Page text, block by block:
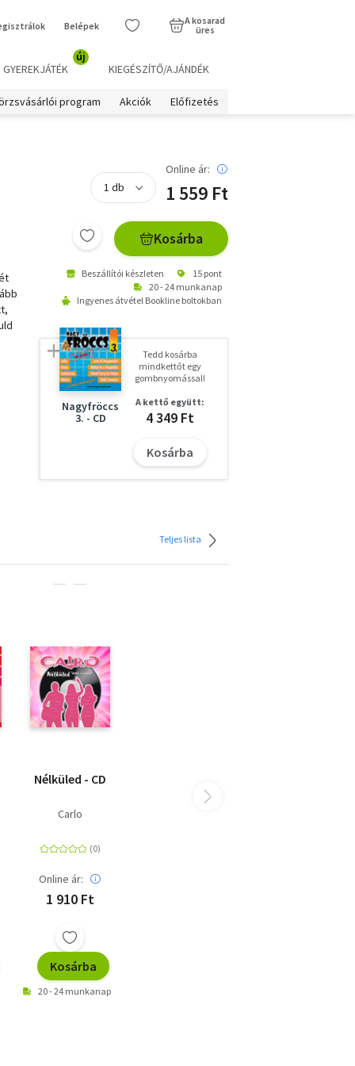
Belépek
A kosarad
üres
GYEREKJÁTÉK
új
KIEGÉSZÍTŐ/AJÁNDÉK
program Akciók Előfizetés
Online ár:
1 559 Ft
Kosárba
Beszállítói készleten
15 pont
20 - 24 munkanap
Ingyenes átvétel Bookline boltokban
Nagyfröccs
3. - CD
Tedd kosárba
mindkettőt egy
gombnyomással!
A kettő együtt:
4 349 Ft
Kosárba
Teljes lista
Nélküled - CD
Carlo
Online ár:
1 910 Ft
Kosárba
20 - 24 munkanap